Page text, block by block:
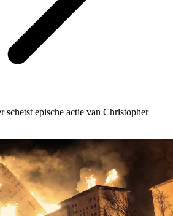
schetst epische actie van Christopher